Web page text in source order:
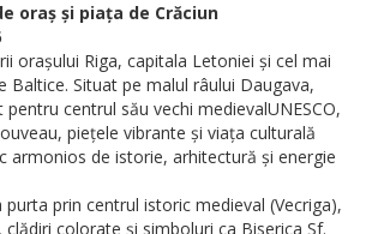
oraș și piața de Crăciun
orașului Riga, capitala Letoniei și cel mai
Baltice. Situat pe malul râului Daugava,
centrul său vechi medievalUNESCO,
piețele vibrante și viața culturală
armonios de istorie, arhitectură și energie
purta prin centrul istoric medieval (Vecriga),
colorate și simboluri ca Biserica Sf.